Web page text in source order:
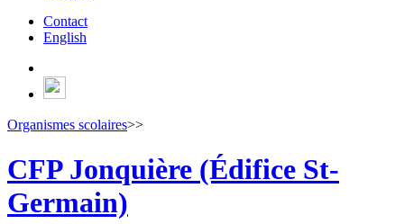
Contact
English
Organismes scolaires>>
CFP Jonquière (Édifice St-
Germain)